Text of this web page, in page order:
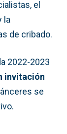
el
la
de cribado.
2022-2023
invitación
se